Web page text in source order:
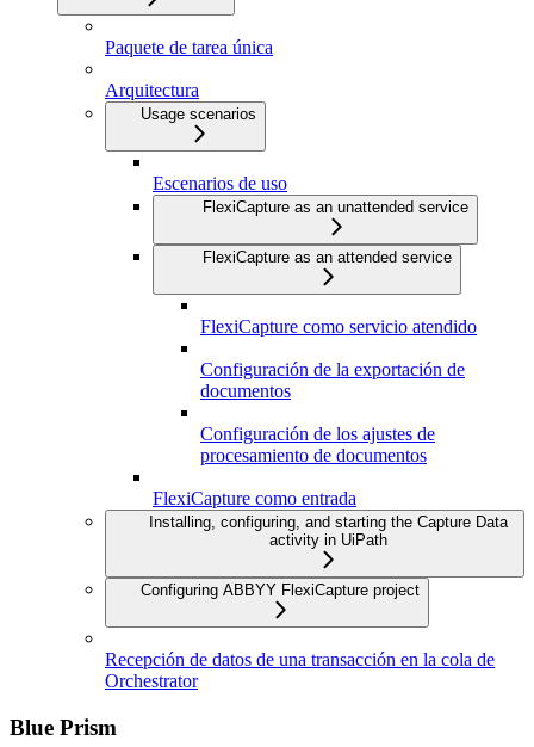
Paquete de tarea única
Arquitectura
Usage scenarios
Escenarios de uso
FlexiCapture as an unattended service
FlexiCapture as an attended service
FlexiCapture como servicio atendido
Configuración de la exportación de
documentos
Configuración de los ajustes de
procesamiento de documentos
FlexiCapture como entrada
Installing, configuring, and starting the Capture Data
activity in UiPath
Configuring ABBYY FlexiCapture project
Recepción de datos de una transacción en la cola de
Orchestrator
Blue Prism